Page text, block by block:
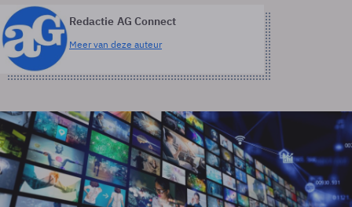
Redactie AG Connect
Meer van deze auteur